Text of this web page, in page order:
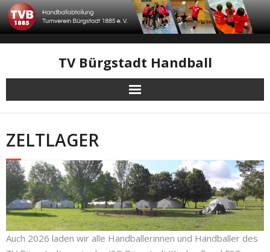
Skip
to
content
TV Bürgstadt Handball
ZELTLAGER
Auch 2026 laden wir alle Handballerinnen und Handballer des